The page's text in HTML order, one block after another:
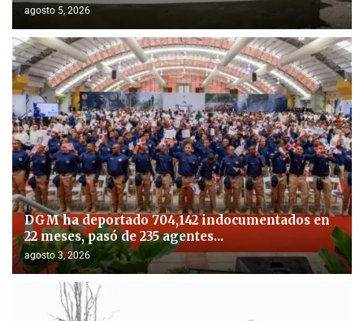
agosto 5, 2026
DGM ha deportado 704,142 indocumentados en
22 meses, pasó de 235 agentes...
agosto 3, 2026